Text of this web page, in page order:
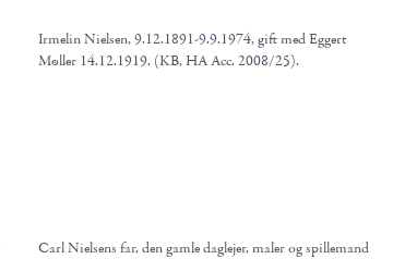
Irmelin Nielsen, 9.12.1891-9.9.1974, gift med Eggert
Møller 14.12.1919. (KB, HA Acc. 2008/25).
Carl Nielsens far, den gamle daglejer, maler og spillemand